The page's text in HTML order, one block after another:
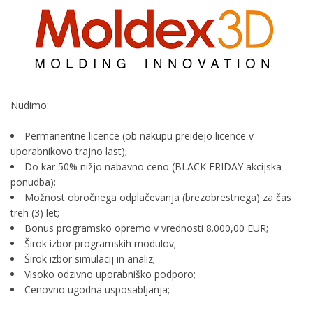
Nudimo:
Permanentne licence (ob nakupu preidejo licence v
uporabnikovo trajno last);
Do kar 50% nižjo nabavno ceno (BLACK FRIDAY akcijska
ponudba);
Možnost obročnega odplačevanja (brezobrestnega) za čas
treh (3) let;
Bonus programsko opremo v vrednosti 8.000,00 EUR;
Širok izbor programskih modulov;
Širok izbor simulacij in analiz;
Visoko odzivno uporabniško podporo;
Cenovno ugodna usposabljanja;